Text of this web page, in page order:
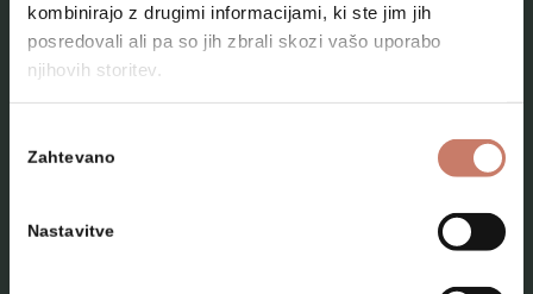
kombinirajo z drugimi informacijami, ki ste jim jih
posredovali ali pa so jih zbrali skozi vašo uporabo
njihovih storitev.
soglasja
Zahtevano
Nastavitve